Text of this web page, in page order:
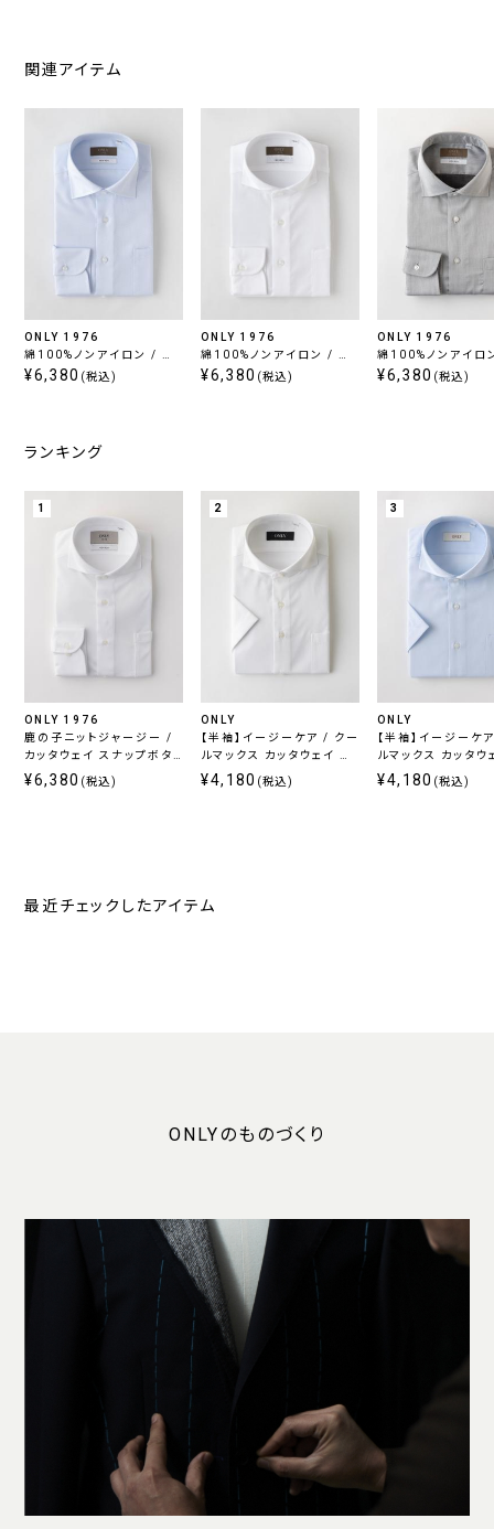
関連アイテム
ONLY 1976
綿100%ノンアイロン / ワ
イドスプレッド
¥6,380 (税込)
ONLY 1976
綿100%ノンアイロン / カ
ッタウェイ スナップボタン
¥6,380 (税込)
ONLY 1976
綿100%ノンアイロ
ミワイドスプレッド
¥6,380 (税込)
ランキング
1
ONLY 1976
鹿の子ニットジャージー /
カッタウェイ スナップボタ
ン ホワイト 無地 定番
¥6,380 (税込)
2
ONLY
【半袖】イージーケア / クー
ルマックス カッタウェイ ス
ナップボタン付き
¥4,180 (税込)
3
ONLY
【半袖】イージーケ
ルマックス カッタウ
ナップボタン付き
¥4,180 (税込)
最近チェックしたアイテム
ONLYのものづくり